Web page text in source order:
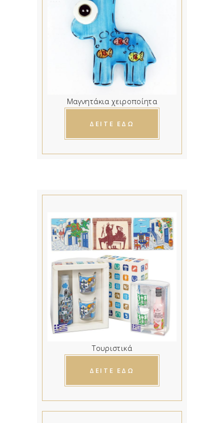
Μαγνητάκια χειροποίητα
ΔΕΙΤΕ ΕΔΩ
Τουριστικά
ΔΕΙΤΕ ΕΔΩ